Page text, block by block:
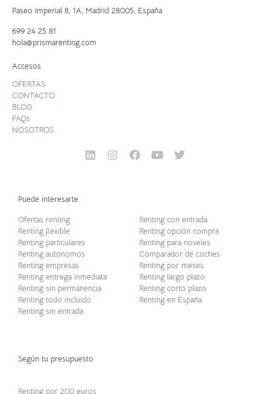
Paseo Imperial 8, 1A, Madrid 28005, España
699 24 25 81
hola@prismarenting.com
Accesos
OFERTAS
CONTACTO
BLOG
FAQs
NOSOTROS
Puede interesarte
Ofertas renting
Renting flexible
Renting particulares
Renting autónomos
Renting empresas
Renting entrega inmediata
Renting sin permanencia
Renting todo incluido
Renting sin entrada
Renting con entrada
Renting opción compra
Renting para noveles
Comparador de coches
Renting por meses
Renting largo plazo
Renting corto plazo
Renting en España
Según tu presupuesto
Renting por 200 euros